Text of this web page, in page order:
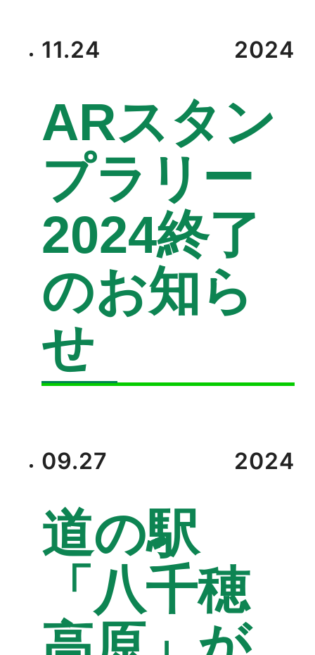
11.24 2024
ARスタン
プラリー
2024終了
のお知ら
せ
09.27 2024
道の駅
「八千穂